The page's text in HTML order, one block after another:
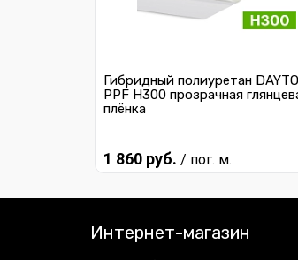
Гибридный полиуретан
PPF H300 прозрачная
плёнка
1 860 руб. / пог. м.
Интернет-магазин